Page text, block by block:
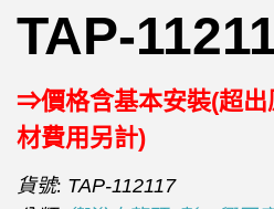
TAP-
⇒價格含基本安裝(超出
材費用另計)
貨號: TAP-112117